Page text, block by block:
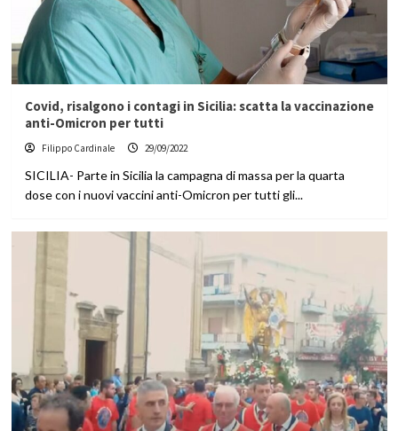
Covid, risalgono i contagi in Sicilia: scatta la vaccinazione
anti-Omicron per tutti
Filippo Cardinale 29/09/2022
SICILIA- Parte in Sicilia la campagna di massa per la quarta
dose con i nuovi vaccini anti-Omicron per tutti gli...